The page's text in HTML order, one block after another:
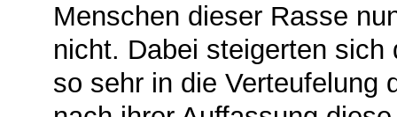
Menschen dieser Rasse
nicht. Dabei steigerten
so sehr in die Verteufelung